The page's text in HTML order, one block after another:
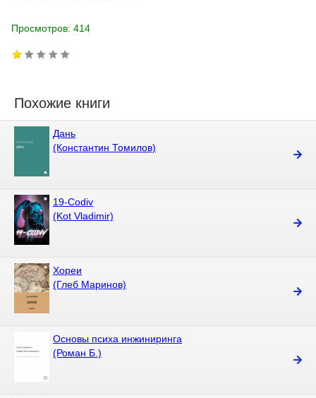
Просмотров: 414
Похожие книги
Дань
(Константин Томилов)
19-Codiv
(Kot Vladimir)
Хореи
(Глеб Маринов)
Основы психа инжиниринга
(Роман Б.)